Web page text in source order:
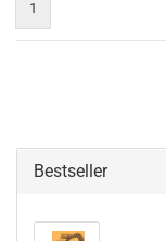
1
Bestseller